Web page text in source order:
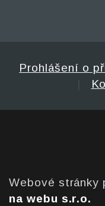
Prohlášení o
Webové stránky
na webu s.r.o.